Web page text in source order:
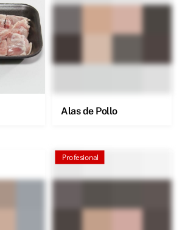
Alas de Pollo
Profesional